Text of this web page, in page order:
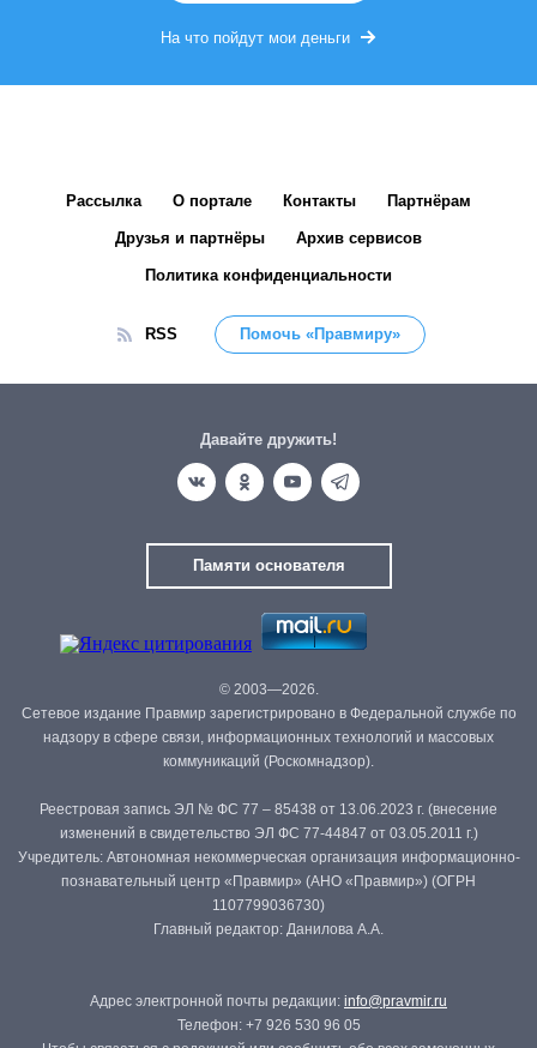
На что пойдут мои деньги
Рассылка О портале Контакты Партнёрам
Друзья и партнёры Архив сервисов
Политика конфиденциальности
RSS Помочь «Правмиру»
Давайте дружить!
Памяти основателя
© 2003—2026.
Сетевое издание Правмир зарегистрировано в Федеральной службе по
надзору в сфере связи, информационных технологий и массовых
коммуникаций (Роскомнадзор).
Реестровая запись ЭЛ № ФС 77 – 85438 от 13.06.2023 г. (внесение
изменений в свидетельство ЭЛ ФС 77-44847 от 03.05.2011 г.)
Учредитель: Автономная некоммерческая организация информационно-
познавательный центр «Правмир» (АНО «Правмир») (ОГРН
1107799036730)
Главный редактор: Данилова А.А.
Адрес электронной почты редакции: info@pravmir.ru
Телефон: +7 926 530 96 05